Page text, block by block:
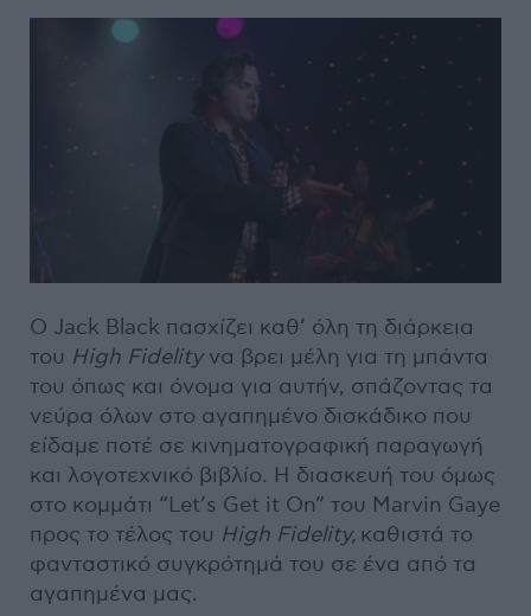
Ο Jack Black πασχίζει καθ’ όλη τη διάρκεια
του High Fidelityνα βρει μέλη για τη μπάντα
του όπως και όνομα για αυτήν, σπάζοντας τα
νεύρα όλων στο αγαπημένο δισκάδικο που
είδαμε ποτέ σε κινηματογραφική παραγωγή
και λογοτεχνικό βιβλίο. Η διασκευή του όμως
στο κομμάτι “Let’s Get it On” του Marvin Gaye
προς το τέλος του High Fidelity, καθιστά το
φανταστικό συγκρότημά του σε ένα από τα
αγαπημένα μας.